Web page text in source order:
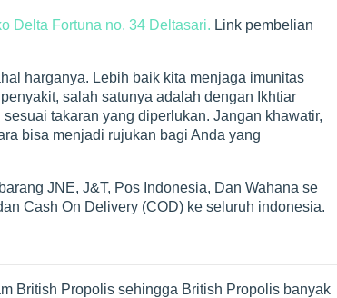
Delta Fortuna no. 34 Deltasari. Link pembelian
harganya. Lebih baik kita menjaga imunitas
salah satunya adalah dengan Ikhtiar
takaran yang diperlukan. Jangan khawatir,
bisa menjadi rujukan bagi Anda yang
JNE, J&T, Pos Indonesia, Dan Wahana se
Cash On Delivery (COD) ke seluruh indonesia.
British Propolis sehingga British Propolis banyak